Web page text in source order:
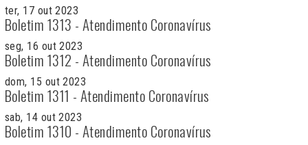
ter, 17 out 2023
Boletim 1313 - Atendimento Coronavírus
seg, 16 out 2023
Boletim 1312 - Atendimento Coronavírus
dom, 15 out 2023
Boletim 1311 - Atendimento Coronavírus
sab, 14 out 2023
Boletim 1310 - Atendimento Coronavírus